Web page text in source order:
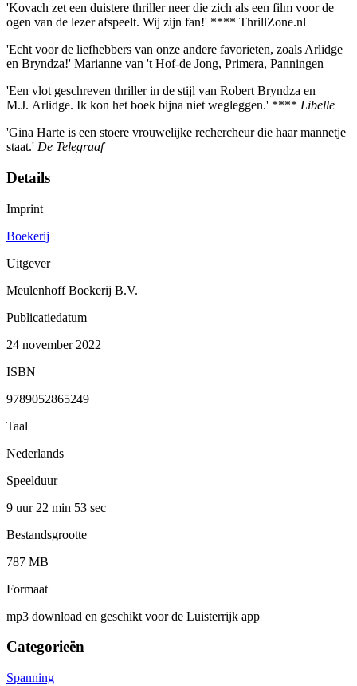
'Kovach zet een duistere thriller neer die zich als een film voor de
ogen van de lezer afspeelt. Wij zijn fan!' **** ThrillZone.nl
'Echt voor de liefhebbers van onze andere favorieten, zoals Arlidge
en Bryndza!' Marianne van 't Hof-de Jong, Primera, Panningen
'Een vlot geschreven thriller in de stijl van Robert Bryndza en
M.J. Arlidge. Ik kon het boek bijna niet wegleggen.' **** Libelle
'Gina Harte is een stoere vrouwelijke rechercheur die haar mannetje
staat.' De Telegraaf
Details
Imprint
Boekerij
Uitgever
Meulenhoff Boekerij B.V.
Publicatiedatum
24 november 2022
ISBN
9789052865249
Taal
Nederlands
Speelduur
9 uur 22 min 53 sec
Bestandsgrootte
787 MB
Formaat
mp3 download en geschikt voor de Luisterrijk app
Categorieën
Spanning